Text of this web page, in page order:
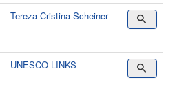
Tereza Cristina Scheiner
UNESCO LINKS